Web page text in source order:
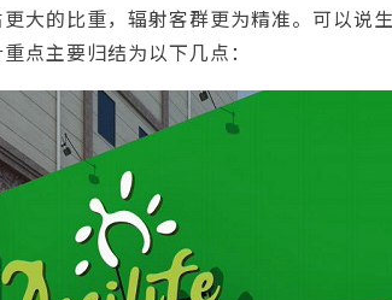
大的比重，辐射客群更为精准。可以说
点主要归结为以下几点：